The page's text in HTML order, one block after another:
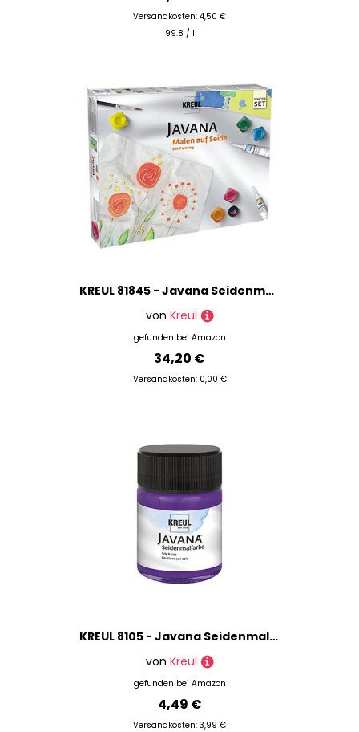
Versandkosten: 4,50 €
99.8 / l
KREUL 81845 - Javana Seidenmalfarben Grundausstattung, 5 x 20 ml Farbe, je 20 ml Konturenfarbe, Effektsalz und Gutta, ein Pinsel, zwei Seidenzuschnitte und Motivvorlagen sowie Spannnadeln
von Kreul
gefunden bei Amazon
34,20 €
Versandkosten: 0,00 €
KREUL 8105 - Javana Seidenmalfarbe im 50 ml Glas, violett, hochpigmentierte und brillante Farbe auf Wasserbasis, mit fließend flüssigem Charakter, dringt tief in die Fasern ein
von Kreul
gefunden bei Amazon
4,49 €
Versandkosten: 3,99 €